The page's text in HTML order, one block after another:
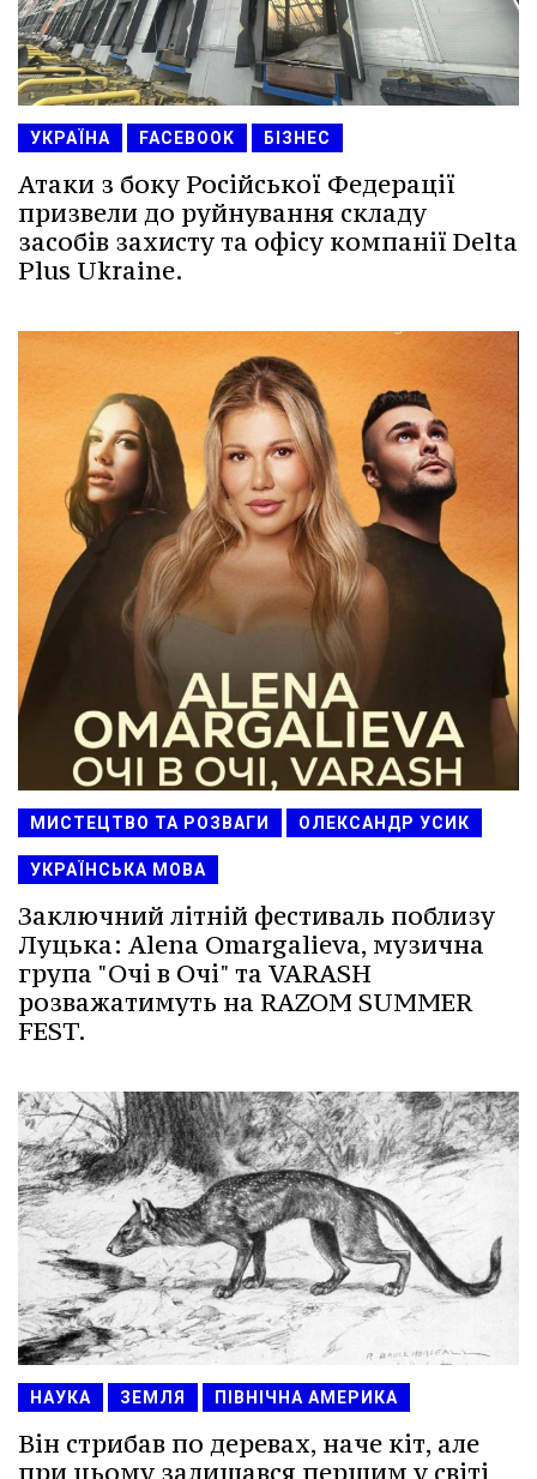
УКРАЇНА FACEBOOK БІЗНЕС
Атаки з боку Російської Федерації
призвели до руйнування складу
засобів захисту та офісу компанії Delta
Plus Ukraine.
МИСТЕЦТВО ТА РОЗВАГИ ОЛЕКСАНДР УСИК
УКРАЇНСЬКА МОВА
Заключний літній фестиваль поблизу
Луцька: Alena Omargalieva, музична
група "Очі в Очі" та VARASH
розважатимуть на RAZOM SUMMER
FEST.
НАУКА ЗЕМЛЯ ПІВНІЧНА АМЕРИКА
Він стрибав по деревах, наче кіт, але
при цьому залишався першим у світі